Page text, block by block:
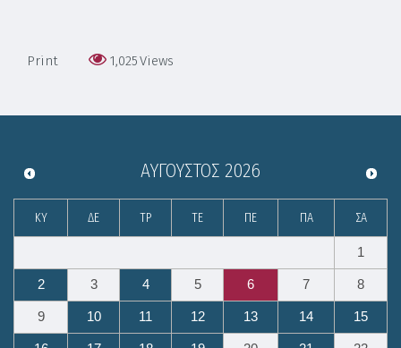
Print 1,025Views
ΑΎΓΟΥΣΤΟΣ 2026
ΚΥ ΔΕ ΤΡ ΤΕ ΠΕ ΠΑ ΣΑ
1
2 3 4 5 6 7 8
9 10 11 12 13 14 15